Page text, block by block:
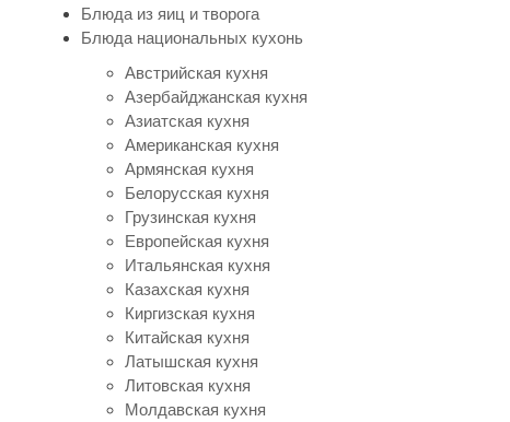
Блюда из яиц и творога
Блюда национальных кухонь
Австрийская кухня
Азербайджанская кухня
Азиатская кухня
Американская кухня
Армянская кухня
Белорусская кухня
Грузинская кухня
Европейская кухня
Итальянская кухня
Казахская кухня
Киргизская кухня
Китайская кухня
Латышская кухня
Литовская кухня
Молдавская кухня